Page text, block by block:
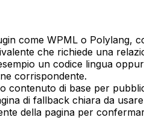
come WPML o Polylang,
che richiede una
un codice lingua
corrispondente.
contenuto di base per
di fallback chiara da
della pagina per